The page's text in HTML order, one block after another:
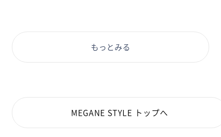
もっとみる
MEGANE STYLE トップへ